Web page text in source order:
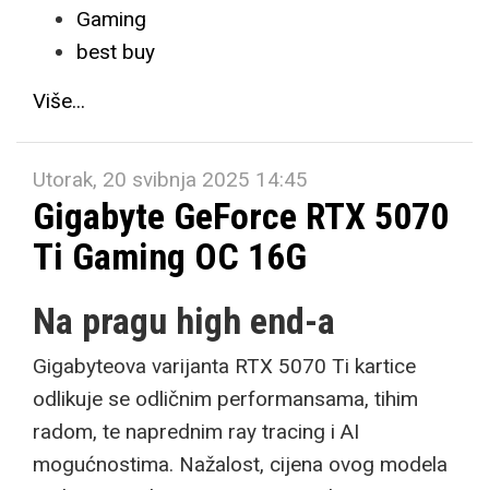
Gaming
best buy
Više...
Utorak, 20 svibnja 2025 14:45
Gigabyte GeForce RTX 5070
Ti Gaming OC 16G
Na pragu high end-a
Gigabyteova varijanta RTX 5070 Ti kartice
odlikuje se odličnim performansama, tihim
radom, te naprednim ray tracing i AI
mogućnostima. Nažalost, cijena ovog modela